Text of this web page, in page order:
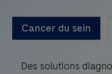
Cancer du sein
Des solutions